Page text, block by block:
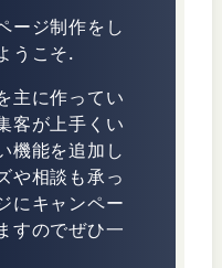
ージ制作をし
うこそ.
主に作ってい
客が上手くい
機能を追加し
や相談も承っ
にキャンペー
すのでぜひ一